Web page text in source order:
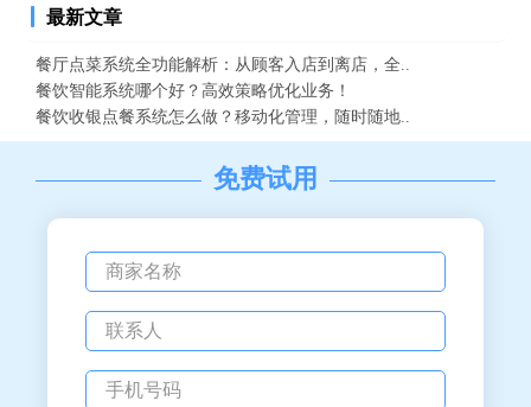
最新文章
餐厅点菜系统全功能解析：从顾客入店到离店，全..
餐饮智能系统哪个好？高效策略优化业务！
餐饮收银点餐系统怎么做？移动化管理，随时随地..
免费试用